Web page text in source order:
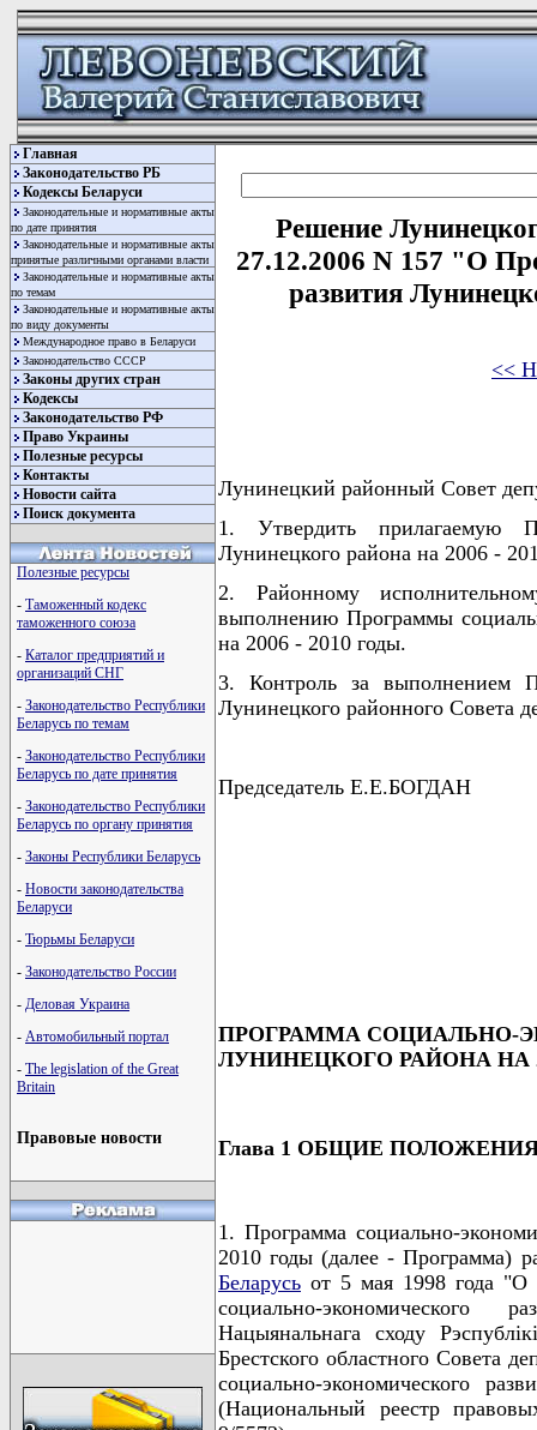
Главная
Законодательство РБ
Кодексы Беларуси
Законодательные и нормативные акты
по дате принятия
Законодательные и нормативные акты
принятые различными органами власти
Законодательные и нормативные акты
по темам
Законодательные и нормативные акты
по виду документы
Международное право в Беларуси
Законодательство СССР
Законы других стран
Кодексы
Законодательство РФ
Право Украины
Полезные ресурсы
Контакты
Новости сайта
Поиск документа
Полезные ресурсы
- Таможенный кодекс
таможенного союза
- Каталог предприятий и
организаций СНГ
- Законодательство Республики
Беларусь по темам
- Законодательство Республики
Беларусь по дате принятия
- Законодательство Республики
Беларусь по органу принятия
- Законы Республики Беларусь
- Новости законодательства
Беларуси
- Тюрьмы Беларуси
- Законодательство России
- Деловая Украина
- Автомобильный портал
- The legislation of the Great
Britain
Правовые новости
Решение
27.12.2006 N 157 "О
развития
<<
Лунинецкий районный Совет
1. Утвердить прилагаемую
Лунинецкого района на 2006 -
2. Районному
выполнению Программы
на 2006 - 2010 годы.
3. Контроль за выполнением
Лунинецкого районного Совета
Председатель Е.Е.БОГДАН
ПРОГРАММА СОЦИАЛЬНО-
ЛУНИНЕЦКОГО РАЙОНА НА
Глава 1 ОБЩИЕ
1. Программа социально-
2010 годы (далее - Программа)
Беларусь от 5 мая 1998 года "О
социально-экономического
Нацыянальнага сходу
Брестского областного Совета
социально-экономического
(Национальный реестр